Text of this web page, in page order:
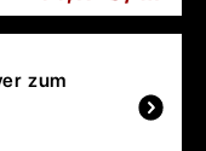
zum